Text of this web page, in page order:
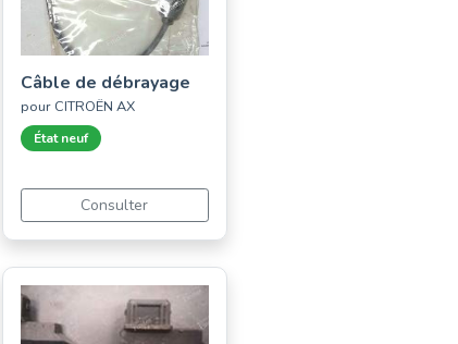
Câble de débrayage
pour CITROËN AX
État neuf
Consulter